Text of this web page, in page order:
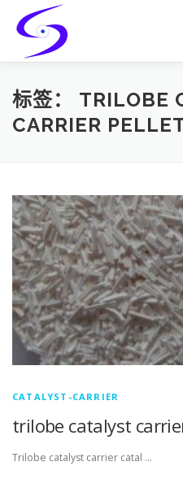
content
HOME PRODUCTS
标签： TRILOBE
CARRIER
CATALYST-CARRIER
trilobe catalyst
Trilobe catalyst carrier catal …